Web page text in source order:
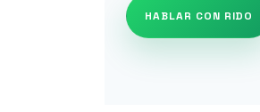
HABLAR CON RIDO